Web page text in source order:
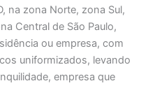
na zona Norte, zona Sul,
Central de São Paulo,
ou empresa, com
uniformizados, levando
empresa que